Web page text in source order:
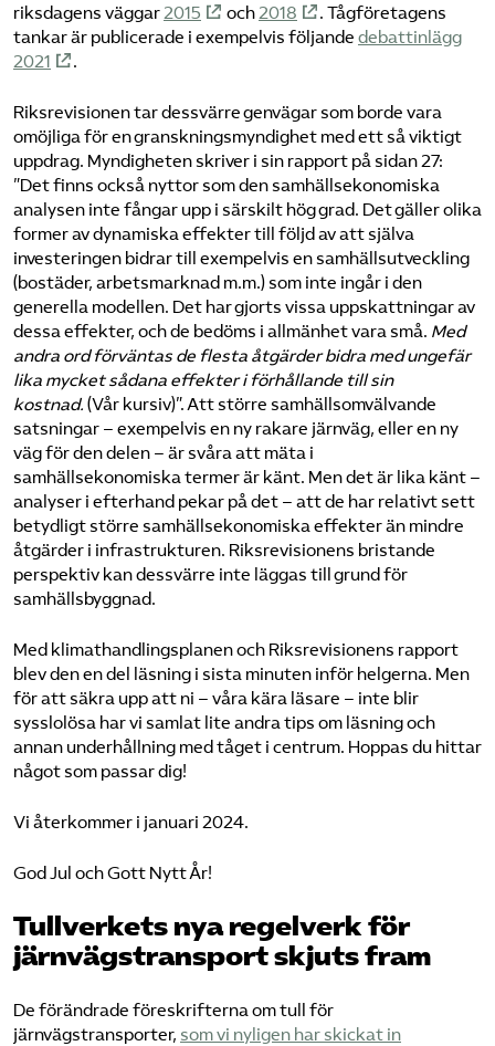
riksdagens väggar2015 och2018
. Tågföretagens
tankar är publicerade i exempelvis följande debattinlägg
2021
.
Riksrevisionen tar dessvärre genvägar som borde vara
omöjliga för en granskningsmyndighet med ett så viktigt
uppdrag. Myndigheten skriver i sin rapport på sidan 27:
”Det finns också nyttor som den samhällsekonomiska
analysen inte fångar upp i särskilt hög grad. Det gäller olika
former av dynamiska effekter till följd av att själva
investeringen bidrar till exempelvis en samhällsutveckling
(bostäder, arbetsmarknad m.m.) som inte ingår i den
generella modellen. Det har gjorts vissa uppskattningar av
dessa effekter, och de bedöms i allmänhet vara små. Med
andra ord förväntas de flesta åtgärder bidra med ungefär
lika mycket sådana effekter i förhållande till sin
kostnad. (Vår kursiv)”. Att större samhällsomvälvande
satsningar – exempelvis en ny rakare järnväg, eller en ny
väg för den delen – är svåra att mäta i
samhällsekonomiska termer är känt. Men det är lika känt –
analyser i efterhand pekar på det – att de har relativt sett
betydligt större samhällsekonomiska effekter än mindre
åtgärder i infrastrukturen. Riksrevisionens bristande
perspektiv kan dessvärre inte läggas till grund för
samhällsbyggnad.
Med klimathandlingsplanen och Riksrevisionens rapport
blev den en del läsning i sista minuten inför helgerna. Men
för att säkra upp att ni – våra kära läsare – inte blir
sysslolösa har vi samlat lite andra tips om läsning och
annan underhållning med tåget i centrum. Hoppas du hittar
något som passar dig!
Vi återkommer i januari 2024.
God Jul och Gott Nytt År!
Tullverkets nya regelverk för
järnvägstransport skjuts fram
De förändrade föreskrifterna om tull för
järnvägstransporter, som vi nyligen har skickat in